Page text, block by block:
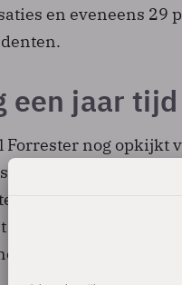
en eveneens 29
een jaar
Forrester nog opkijkt
dus nog niet goed
kan leiden die
- organisaties denken
voldoen aan de